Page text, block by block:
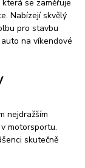
se zaměřuje
Nabízejí skvělý
pro stavbu
na víkendové
nejdražším
motorsportu.
skutečně